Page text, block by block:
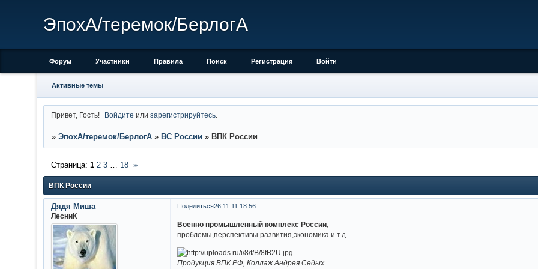
ЭпохА/теремок/БерлогА
Форум Участники Правила Поиск Регистрация Войти
Активные темы
Привет, Гость! Войдите илизарегистрируйтесь
» ЭпохА/теремок/БерлогА » ВС России » ВПК России
ВПК России
Страница: 1 2 3 … 18 »
Поделиться26.11.11 18:56
Дядя Миша
ЛесниК
Военно промышленный комплекс России
проблемы,перспективы развития,экономика и т.д.
Продукция ВПК РФ, Коллаж Андрея Седых.